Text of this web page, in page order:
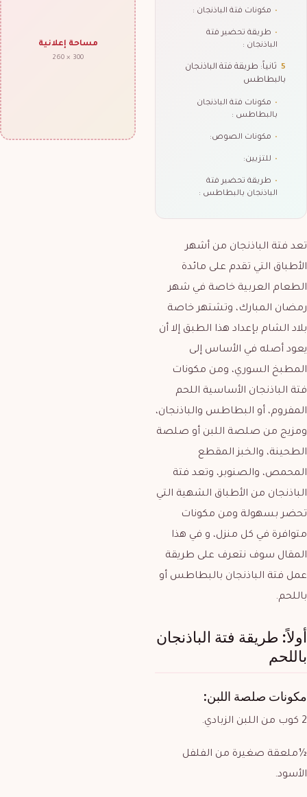
• مكونات فتة الباذنجان :
• طريقة تحضير فتة
الباذنجان :
5 ثانياً: طريقة فتة الباذنجان
بالبطاطس
• مكونات فتة الباذنجان
بالبطاطس :
• مكونات الصوص:
• للتزيين:
• طريقة تحضير فتة
الباذنجان بالبطاطس :
تعد فتة الباذنجان من أشهر
الأطباق التي تقدم على مائدة
الطعام العربية خاصة في شهر
رمضان المبارك، وتشتهر خاصة
بلاد الشام بإعداد هذا الطبق إلا أن
يعود أصله في الأساس إلى
المطبخ السوري، ومن مكونات
فتة الباذنجان الأساسية اللحم
المفروم، أو البطاطس والباذنجان،
ومزيج من صلصة اللبن أو صلصة
الطحينة، والخبز المقطع
المحمص، والصنوبر، وتعد فتة
الباذنجان من الأطباق الشهية التي
تحضر بسهولة ومن مكونات
متوافرة في كل منزل، و في هذا
المقال سوف نتعرف على طريقة
عمل فتة الباذنجان بالبطاطس أو
باللحم.
أولاً: طريقة فتة الباذنجان
باللحم
مكونات صلصة اللبن:
2 كوب من اللبن الزبادي.
½ملعقة صغيرة من الفلفل
الأسود.
مساحة إعلانية
300 × 260